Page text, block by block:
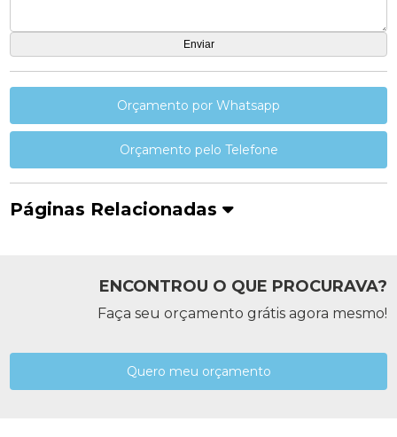
Orçamento por Whatsapp
Orçamento pelo Telefone
Páginas Relacionadas
ENCONTROU O QUE PROCURAVA?
Faça seu orçamento grátis agora mesmo!
Quero meu orçamento